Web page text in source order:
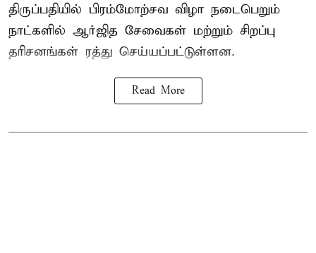
திருப்பதியில் பிரம்மோற்சவ விழா நடைபெறும்
நாட்களில் ஆர்ஜித சேவைகள் மற்றும் சிறப்பு
தரிசனங்கள் ரத்து செய்யப்பட்டுள்ளன.
Read More